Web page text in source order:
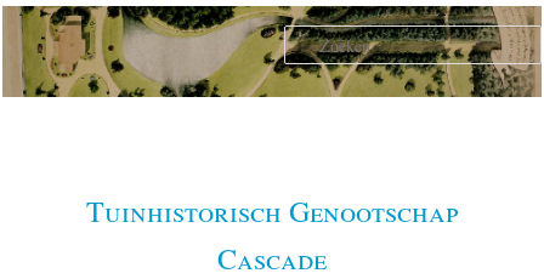
Spring
naar
primaire
Tuinhistorisch Genootschap
Cascade